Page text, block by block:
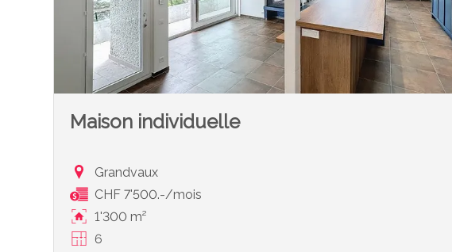
Maison individuelle
Grandvaux
CHF 7'500.-/mois
1'300 m²
6